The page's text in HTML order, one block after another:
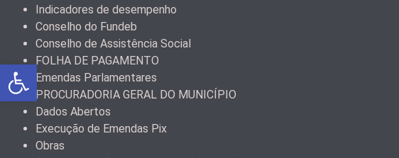
Indicadores de desempenho
Conselho do Fundeb
Conselho de Assistência Social
FOLHA DE PAGAMENTO
Emendas Parlamentares
PROCURADORIA GERAL DO MUNICÍPIO
Dados Abertos
Execução de Emendas Pix
Obras
Abrir a barra de ferramentas